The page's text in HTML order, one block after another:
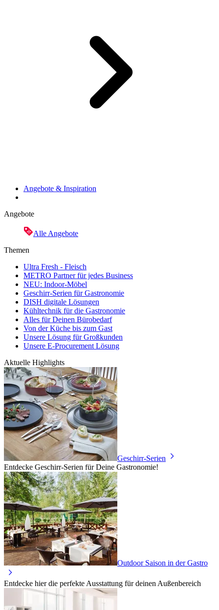
Angebote & Inspiration
Angebote
Alle Angebote
Themen
Ultra Fresh - Fleisch
METRO Partner für jedes Business
NEU: Indoor-Möbel
Geschirr-Serien für Gastronomie
DISH digitale Lösungen
Kühltechnik für die Gastronomie
Alles für Deinen Bürobedarf
Von der Küche bis zum Gast
Unsere Lösung für Großkunden
Unsere E-Procurement Lösung
Aktuelle Highlights
Geschirr-Serien
Entdecke Geschirr-Serien für Deine Gastronomie!
Outdoor Saison in der Gastro
Entdecke hier die perfekte Ausstattung für deinen Außenbereich